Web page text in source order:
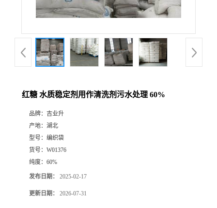
红糖 水质稳定剂用作清洗剂污水处理 60%
品牌： 吉业升
产地： 湖北
型号： 编织袋
货号： W01376
纯度： 60%
发布日期： 2025-02-17
更新日期： 2026-07-31